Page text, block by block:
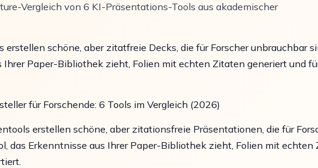
Vergleich von 6 KI-Präsentations-Tools aus akademischer
erstellen schöne, aber zitatfreie Decks, die für Forscher unbrauchbar
Ihrer Paper-Bibliothek zieht, Folien mit echten Zitaten generiert und
für Forschende: 6 Tools im Vergleich (2026)
erstellen schöne, aber zitationsfreie Präsentationen, die für
das Erkenntnisse aus Ihrer Paper-Bibliothek zieht, Folien mit